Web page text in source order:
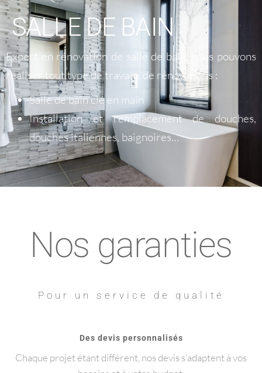
SALLE DE BAIN
Expert en rénovation de salle de bain, nous pouvons
réaliser tout type de travaux de rénovations :
Salle de bain clé en main
Installation et remplacement de douches,
douches italiennes, baignoires…
Nos garanties
Pour un service de qualité
Des devis personnalisés
Chaque projet étant différent, nos devis s'adaptent à vos